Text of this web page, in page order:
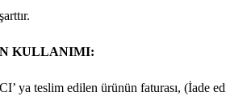
KULLANIMI:
ya teslim edilen ürünün faturası, (İade